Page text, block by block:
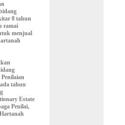
8 tahun
ramai
menjual
tahun
Estate
Penilai,